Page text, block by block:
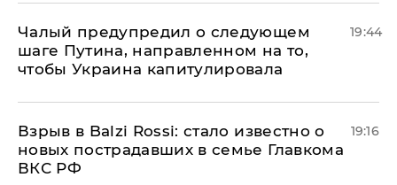
Чалый предупредил о следующем
шаге Путина, направленном на то,
чтобы Украина капитулировала
19:44
Взрыв в Balzi Rossi: стало известно о
новых пострадавших в семье Главкома
ВКС РФ
19:16